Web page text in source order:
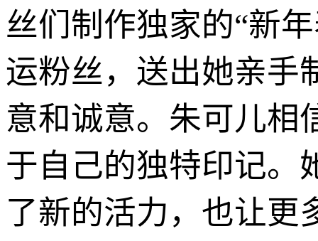
丝们制作独家的“新
运粉丝，送出她亲手
意和诚意。朱可儿相
于自己的独特印记。
了新的活力，也让更